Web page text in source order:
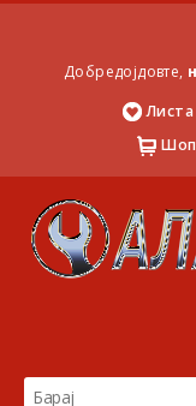
Добредојдовте,